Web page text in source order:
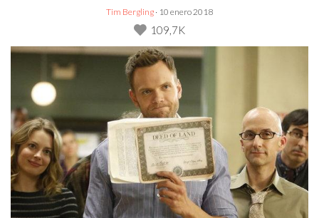
Tim Bergling · 10 enero 2018
109,7K